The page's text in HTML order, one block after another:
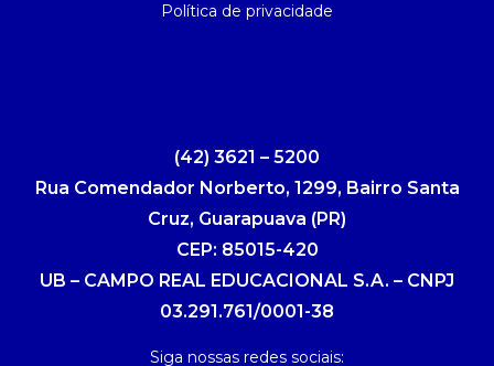
Política de privacidade
(42) 3621 – 5200
Rua Comendador Norberto, 1299, Bairro Santa
Cruz, Guarapuava (PR)
CEP: 85015-420
UB – CAMPO REAL EDUCACIONAL S.A. – CNPJ
03.291.761/0001-38
Siga nossas redes sociais: